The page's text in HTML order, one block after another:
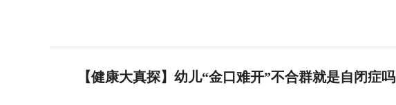
【健康大真探】幼儿“金口难开”不合群就是自闭症吗